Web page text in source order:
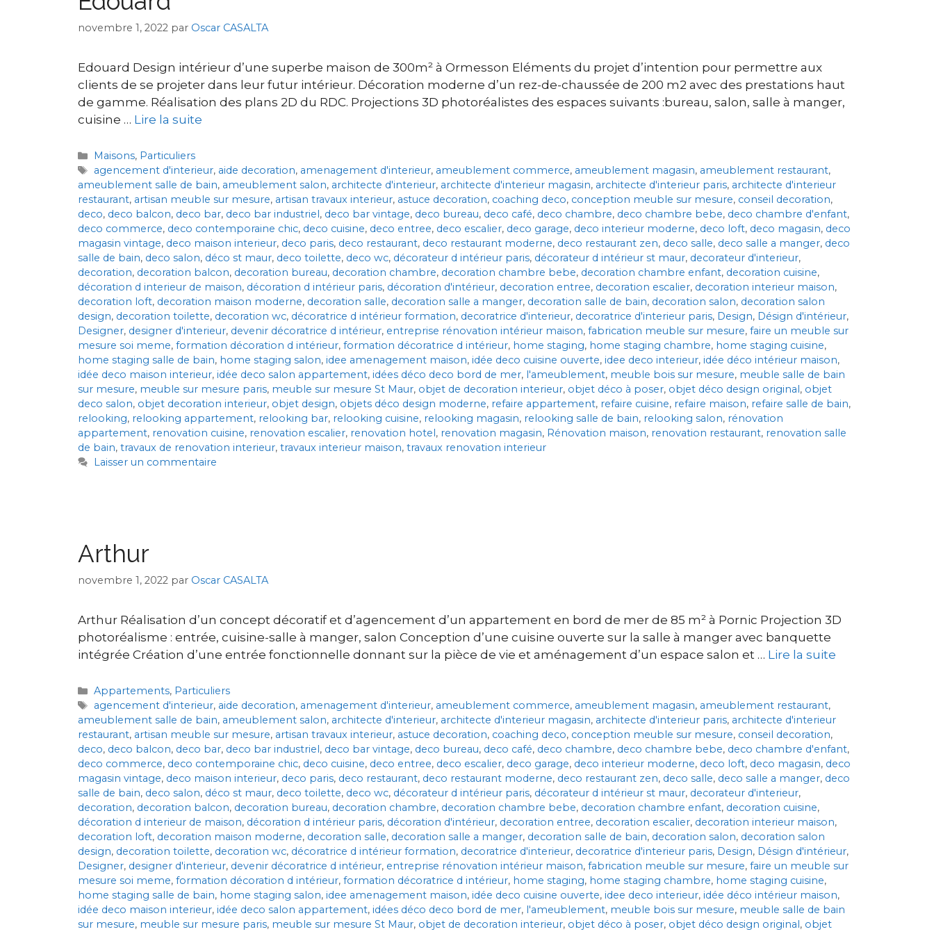
novembre 1, 2022 par Oscar CASALTA
Edouard Design intérieur d’une superbe maison de 300m² à Ormesson Eléments du projet d’intention pour permettre aux
clients de se projeter dans leur futur intérieur. Décoration moderne d’un rez-de-chaussée de 200 m2 avec des prestations haut
de gamme. Réalisation des plans 2D du RDC. Projections 3D photoréalistes des espaces suivants :bureau, salon, salle à manger,
cuisine … Lire la suite
Maisons, Particuliers
agencement d'interieur, aide decoration, amenagement d'interieur, ameublement commerce, ameublement magasin, ameublement restaurant,
ameublement salle de bain, ameublement salon, architecte d'interieur, architecte d'interieur magasin, architecte d'interieur paris, architecte d'interieur
restaurant, artisan meuble sur mesure, artisan travaux interieur, astuce decoration, coaching deco, conception meuble sur mesure, conseil decoration,
deco, deco balcon, deco bar, deco bar industriel, deco bar vintage, deco bureau, deco café, deco chambre, deco chambre bebe, deco chambre d'enfant,
deco commerce, deco contemporaine chic, deco cuisine, deco entree, deco escalier, deco garage, deco interieur moderne, deco loft, deco magasin, deco
magasin vintage, deco maison interieur, deco paris, deco restaurant, deco restaurant moderne, deco restaurant zen, deco salle, deco salle a manger, deco
salle de bain, deco salon, déco st maur, deco toilette, deco wc, décorateur d intérieur paris, décorateur d intérieur st maur, decorateur d'interieur,
decoration, decoration balcon, decoration bureau, decoration chambre, decoration chambre bebe, decoration chambre enfant, decoration cuisine,
décoration d interieur de maison, décoration d intérieur paris, décoration d'intérieur, decoration entree, decoration escalier, decoration interieur maison,
decoration loft, decoration maison moderne, decoration salle, decoration salle a manger, decoration salle de bain, decoration salon, decoration salon
design, decoration toilette, decoration wc, décoratrice d intérieur formation, decoratrice d'interieur, decoratrice d'interieur paris, Design, Désign d'intérieur,
Designer, designer d'interieur, devenir décoratrice d intérieur, entreprise rénovation intérieur maison, fabrication meuble sur mesure, faire un meuble sur
mesure soi meme, formation décoration d intérieur, formation décoratrice d intérieur, home staging, home staging chambre, home staging cuisine,
home staging salle de bain, home staging salon, idee amenagement maison, idée deco cuisine ouverte, idee deco interieur, idée déco intérieur maison,
idée deco maison interieur, idée deco salon appartement, idées déco deco bord de mer, l'ameublement, meuble bois sur mesure, meuble salle de bain
sur mesure, meuble sur mesure paris, meuble sur mesure St Maur, objet de decoration interieur, objet déco à poser, objet déco design original, objet
deco salon, objet decoration interieur, objet design, objets déco design moderne, refaire appartement, refaire cuisine, refaire maison, refaire salle de bain,
relooking, relooking appartement, relooking bar, relooking cuisine, relooking magasin, relooking salle de bain, relooking salon, rénovation
appartement, renovation cuisine, renovation escalier, renovation hotel, renovation magasin, Rénovation maison, renovation restaurant, renovation salle
de bain, travaux de renovation interieur, travaux interieur maison, travaux renovation interieur
Laisser un commentaire
Arthur
novembre 1, 2022 par Oscar CASALTA
Arthur Réalisation d’un concept décoratif et d’agencement d’un appartement en bord de mer de 85 m² à Pornic Projection 3D
photoréalisme : entrée, cuisine-salle à manger, salon Conception d’une cuisine ouverte sur la salle à manger avec banquette
intégrée Création d’une entrée fonctionnelle donnant sur la pièce de vie et aménagement d’un espace salon et … Lire la suite
Appartements, Particuliers
agencement d'interieur, aide decoration, amenagement d'interieur, ameublement commerce, ameublement magasin, ameublement restaurant,
ameublement salle de bain, ameublement salon, architecte d'interieur, architecte d'interieur magasin, architecte d'interieur paris, architecte d'interieur
restaurant, artisan meuble sur mesure, artisan travaux interieur, astuce decoration, coaching deco, conception meuble sur mesure, conseil decoration,
deco, deco balcon, deco bar, deco bar industriel , deco bar vintage, deco bureau, deco café, deco chambre, deco chambre bebe, deco chambre d'enfant,
deco commerce, deco contemporaine chic, deco cuisine, deco entree, deco escalier, deco garage, deco interieur moderne, deco loft, deco magasin, deco
magasin vintage, deco maison interieur, deco paris, deco restaurant, deco restaurant moderne, deco restaurant zen, deco salle, deco salle a manger, deco
salle de bain, deco salon, déco st maur, deco toilette, deco wc, décorateur d intérieur paris, décorateur d intérieur st maur, decorateur d'interieur,
decoration, decoration balcon, decoration bureau, decoration chambre, decoration chambre bebe, decoration chambre enfant, decoration cuisine,
décoration d interieur de maison, décoration d intérieur paris, décoration d'intérieur, decoration entree, decoration escalier, decoration interieur maison,
decoration loft, decoration maison moderne, decoration salle, decoration salle a manger, decoration salle de bain, decoration salon, decoration salon
design, decoration toilette, decoration wc, décoratrice d intérieur formation, decoratrice d'interieur, decoratrice d'interieur paris, Design, Désign d'intérieur,
Designer, designer d'interieur, devenir décoratrice d intérieur, entreprise rénovation intérieur maison, fabrication meuble sur mesure, faire un meuble sur
mesure soi meme, formation décoration d intérieur, formation décoratrice d intérieur, home staging, home staging chambre, home staging cuisine,
home staging salle de bain, home staging salon, idee amenagement maison, idée deco cuisine ouverte, idee deco interieur, idée déco intérieur maison,
idée deco maison interieur, idée deco salon appartement, idées déco deco bord de mer, l'ameublement, meuble bois sur mesure, meuble salle de bain
sur mesure, meuble sur mesure paris, meuble sur mesure St Maur, objet de decoration interieur, objet déco à poser, objet déco design original , objet